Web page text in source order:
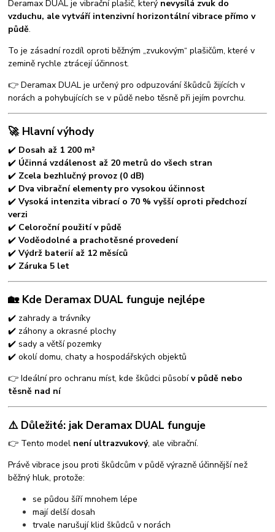
Deramax DUAL je vibrační plašič, který nevysílá zvuk do
vzduchu, ale vytváří intenzivní horizontální vibrace přímo v
půdě.
To je zásadní rozdíl oproti běžným „zvukovým“ plašičům, které v
zemině rychle ztrácejí účinnost.
👉 Deramax DUAL je určený pro odpuzování škůdců žijících v
norách a pohybujících se v půdě nebo těsně při jejím povrchu.
🚀 Hlavní výhody
✔️ Dosah až 1 200 m²
✔️ Účinná vzdálenost až 20 metrů do všech stran
✔️ Zcela bezhlučný provoz (0 dB)
✔️ Dva vibrační elementy pro vysokou účinnost
✔️Vysoká intenzita vibrací o 70 % vyšší oproti předchozí
verzi
✔️ Celoroční použití v půdě
✔️Voděodolné a prachotěsné provedení
✔️Výdrž baterií až 12 měsíců
✔️ Záruka 5 let
🏡 Kde Deramax DUAL funguje nejlépe
✔️ zahrady a trávníky
✔️ záhony a okrasné plochy
✔️ sady a větší pozemky
✔️ okolí domu, chaty a hospodářských objektů
👉 Ideální pro ochranu míst, kde škůdci působív půdě nebo
těsně nad ní
⚠️ Důležité: jak Deramax DUAL funguje
👉 Tento model není ultrazvukový, ale vibrační.
Právě vibrace jsou proti škůdcům v půdě výrazně účinnější než
běžný hluk, protože:
se půdou šíří mnohem lépe
mají delší dosah
trvale narušují klid škůdců v norách